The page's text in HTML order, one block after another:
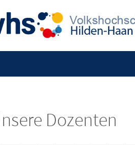
Dozenten